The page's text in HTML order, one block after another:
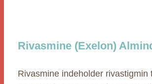
Rivasmine (Exelon)
Rivasmine indeholder rivastigmin